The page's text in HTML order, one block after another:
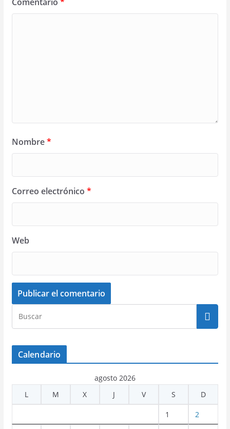
Nombre*
Correo electrónico *
Web
Calendario
agosto 2026
L
M X J V S D
1 2